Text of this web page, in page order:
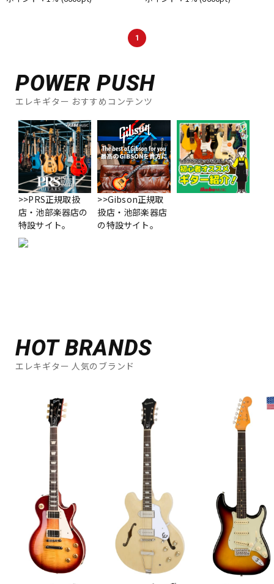
1
POWER PUSH
エレキギター おすすめコンテンツ
>>PRS正規取扱
店・池部楽器店の
特設サイト。
>>Gibson正規取
扱店・池部楽器店
の特設サイト。
HOT BRANDS
エレキギター 人気のブランド